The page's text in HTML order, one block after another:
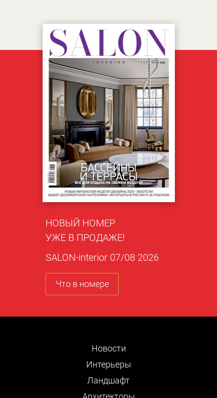
НОВЫЙ НОМЕР
УЖЕ В ПРОДАЖЕ!
SALON-interior 07/08 2026
Что в номере
Новости
Интерьеры
Ландшафт